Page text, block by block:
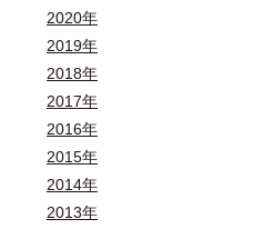
2020年
2019年
2018年
2017年
2016年
2015年
2014年
2013年